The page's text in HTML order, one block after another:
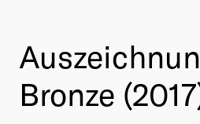
Bronze